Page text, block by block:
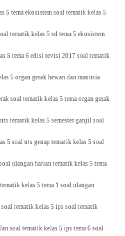
5 tema ekosistem soal tematik kelas 5
tematik kelas 5 sd tema 5 ekosistem
5 tema 6 edisi revisi 2017 soal tematik
5 organ gerak hewan dan manusia
soal tematik kelas 5 tema organ gerak
tematik kelas 5 semester ganjil soal
5 soal uts genap tematik kelas 5 soal
ulangan harian tematik kelas 5 tema
kelas 5 tema 1 soal ulangan
tematik kelas 5 ips soal tematik
soal tematik kelas 5 ips tema 6 soal